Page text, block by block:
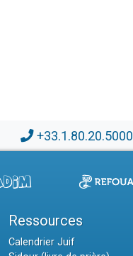
+33.1.80.20.5000
Ressources
Calendrier Juif